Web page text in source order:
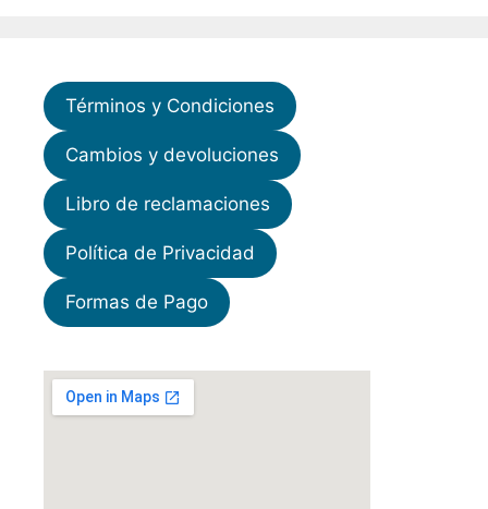
Términos y Condiciones
Cambios y devoluciones
Libro de reclamaciones
Política de Privacidad
Formas de Pago